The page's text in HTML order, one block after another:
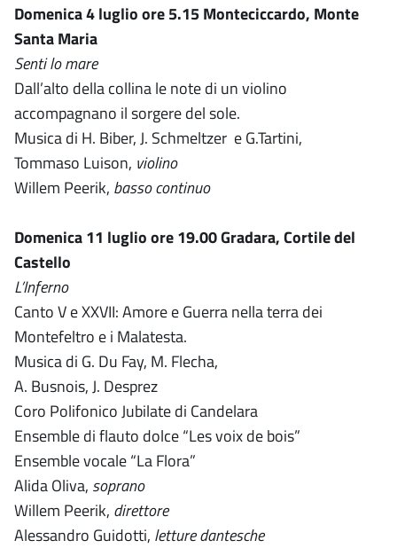
Domenica 4 luglio ore 5.15 Monteciccardo, Monte
Santa Maria
Senti lo mare
Dall’alto della collina le note di un violino
accompagnano il sorgere del sole.
Musica di H. Biber, J. Schmeltzer e G.Tartini,
Tommaso Luison, violino
Willem Peerik, basso continuo
Domenica 11 luglio ore 19.00 Gradara, Cortile del
Castello
L’Inferno
Canto V e XXVII: Amore e Guerra nella terra dei
Montefeltro e i Malatesta.
Musica di G. Du Fay, M. Flecha,
A. Busnois, J. Desprez
Coro Polifonico Jubilate di Candelara
Ensemble di flauto dolce “Les voix de bois”
Ensemble vocale “La Flora”
Alida Oliva, soprano
Willem Peerik, direttore
Alessandro Guidotti, letture dantesche